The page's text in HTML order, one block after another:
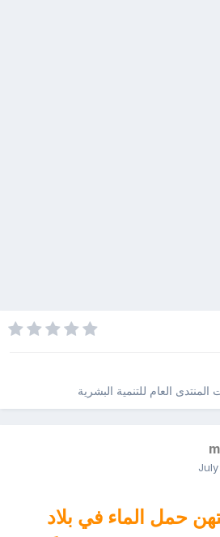
المنتدى العام للتنمية البشرية
حمل الماء في بلاد